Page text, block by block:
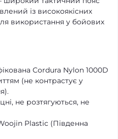
із високоякісних
використання у бойових
Cordura Nylon 1000D
(не контрастує у
не розтягуються, не
Plastic (Південна